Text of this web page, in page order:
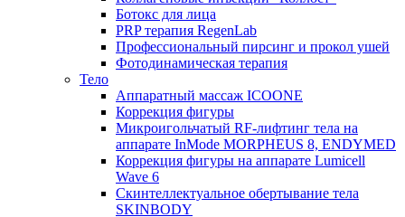
Ботокс для лица
PRP терапия RegenLab
Профессиональный пирсинг и прокол ушей
Фотодинамическая терапия
Тело
Аппаратный массаж ICOONE
Коррекция фигуры
Микроигольчатый RF-лифтинг тела на
аппарате InMode MORPHEUS 8, ENDYMED
Коррекция фигуры на аппарате Lumicell
Wave 6
Скинтеллектуальное обертывание тела
SKINBODY